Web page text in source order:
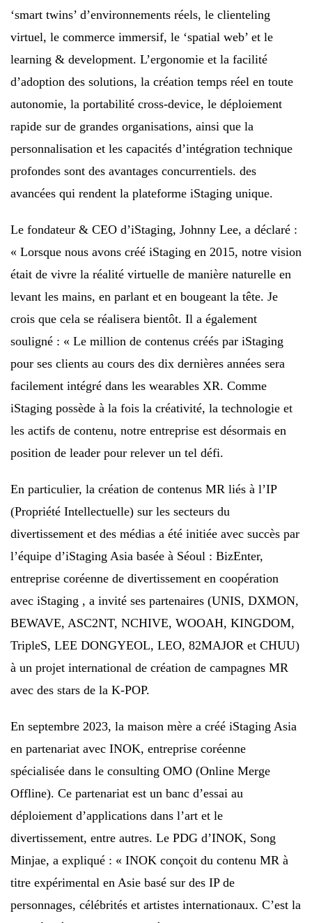
‘smart twins’ d’environnements réels, le clienteling
virtuel, le commerce immersif, le ‘spatial web’ et le
learning & development. L’ergonomie et la facilité
d’adoption des solutions, la création temps réel en toute
autonomie, la portabilité cross-device, le déploiement
rapide sur de grandes organisations, ainsi que la
personnalisation et les capacités d’intégration technique
profondes sont des avantages concurrentiels. des
avancées qui rendent la plateforme iStaging unique.
Le fondateur & CEO d’iStaging, Johnny Lee, a déclaré :
« Lorsque nous avons créé iStaging en 2015, notre vision
était de vivre la réalité virtuelle de manière naturelle en
levant les mains, en parlant et en bougeant la tête. Je
crois que cela se réalisera bientôt. Il a également
souligné : « Le million de contenus créés par iStaging
pour ses clients au cours des dix dernières années sera
facilement intégré dans les wearables XR. Comme
iStaging possède à la fois la créativité, la technologie et
les actifs de contenu, notre entreprise est désormais en
position de leader pour relever un tel défi.
En particulier, la création de contenus MR liés à l’IP
(Propriété Intellectuelle) sur les secteurs du
divertissement et des médias a été initiée avec succès par
l’équipe d’iStaging Asia basée à Séoul : BizEnter,
entreprise coréenne de divertissement en coopération
avec iStaging , a invité ses partenaires (UNIS, DXMON,
BEWAVE, ASC2NT, NCHIVE, WOOAH, KINGDOM,
TripleS, LEE DONGYEOL, LEO, 82MAJOR et CHUU)
à un projet international de création de campagnes MR
avec des stars de la K-POP.
En septembre 2023, la maison mère a créé iStaging Asia
en partenariat avec INOK, entreprise coréenne
spécialisée dans le consulting OMO (Online Merge
Offline). Ce partenariat est un banc d’essai au
déploiement d’applications dans l’art et le
divertissement, entre autres. Le PDG d’INOK, Song
Minjae, a expliqué : « INOK conçoit du contenu MR à
titre expérimental en Asie basé sur des IP de
personnages, célébrités et artistes internationaux. C’est la